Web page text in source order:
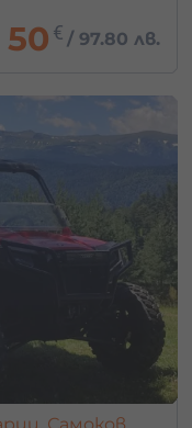
50 € /97.80 лв.